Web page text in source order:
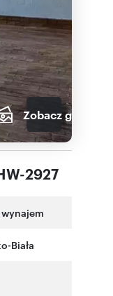
Zobacz galerię
2927
Biała